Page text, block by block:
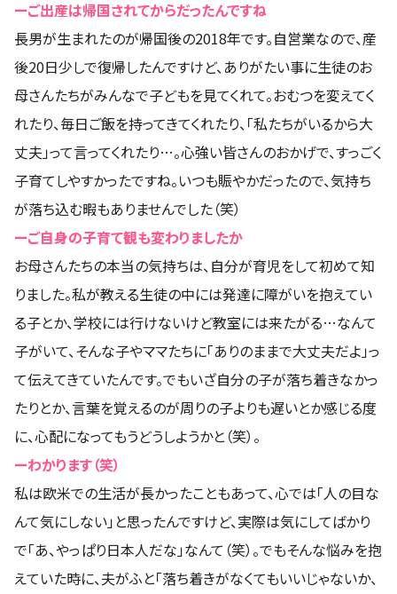
ーご出産は帰国されてからだったんですね
長男が生まれたのが帰国後の2018年です。自営業なので、産
後20日少しで復帰したんですけど、ありがたい事に生徒のお
母さんたちがみんなで子どもを見てくれて。おむつを変えてく
れたり、毎日ご飯を持ってきてくれたり、「私たちがいるから大
丈夫」って言ってくれたり…。心強い皆さんのおかげで、すっごく
子育てしやすかったですね。いつも賑やかだったので、気持ち
が落ち込む暇もありませんでした（笑）
ーご自身の子育て観も変わりましたか
お母さんたちの本当の気持ちは、自分が育児をして初めて知
りました。私が教える生徒の中には発達に障がいを抱えてい
る子とか、学校には行けないけど教室には来たがる…なんて
子がいて、そんな子やママたちに「ありのままで大丈夫だよ」っ
て伝えてきていたんです。でもいざ自分の子が落ち着きなかっ
たりとか、言葉を覚えるのが周りの子よりも遅いとか感じる度
に、心配になってもうどうしようかと（笑）。
ーわかります（笑）
私は欧米での生活が長かったこともあって、心では「人の目な
んて気にしない」と思ったんですけど、実際は気にしてばかり
で「あ、やっぱり日本人だな」なんて（笑）。でもそんな悩みを抱
えていた時に、夫がふと「落ち着きがなくてもいいじゃないか、